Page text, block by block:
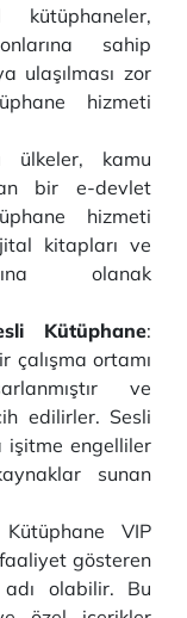
sahip
ulaşılması zor
hizmeti
ülkeler, kamu
bir e-devlet
hizmeti
kitapları ve
olanak
Kütüphane:
çalışma ortamı
ve
edilirler. Sesli
işitme engelliler
sunan
Kütüphane VIP
faaliyet gösteren
olabilir. Bu